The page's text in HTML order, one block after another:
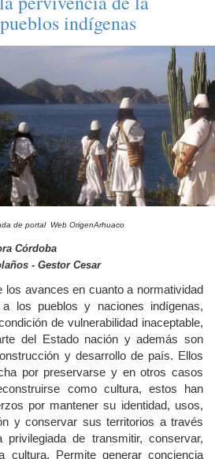
indígenas
de portal Web OrigenArhuaco
Córdoba
- Gestor Cesar
los avances en cuanto a normatividad
los pueblos y naciones indígenas,
de vulnerabilidad inaceptable,
del Estado nación y además son
y desarrollo de país. Ellos
por preservarse y en otros casos
como cultura, estos han
por mantener su identidad, usos,
y conservar sus territorios a través
de transmitir, conservar,
cultura. Permite generar conciencia